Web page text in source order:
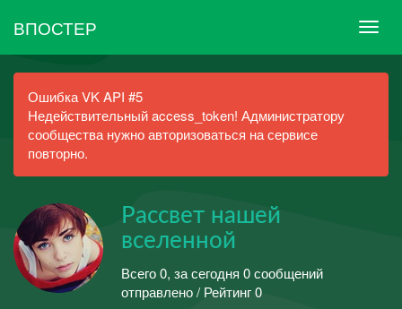
ВПОСТЕР
Ошибка VK API #5
Недействительный access_token! Администратору
сообщества нужно авторизоваться на сервисе
повторно.
Рассвет нашей
вселенной
Всего 0, за сегодня 0 сообщений
отправлено / Рейтинг 0